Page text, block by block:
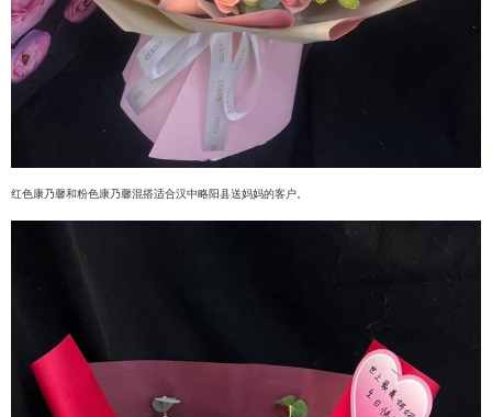
红色康乃馨和粉色康乃馨混搭适合汉中略阳县送妈妈的客户。